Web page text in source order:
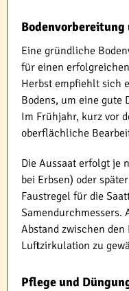
Bodenvorbereitung
Eine gründliche
für einen
Herbst empfiehlt sich
Bodens, um eine
Im Frühjahr, kurz vor
oberflächliche
Die Aussaat erfolgt je
bei Erbsen) oder
Faustregel für die
Samendurchmessers.
Abstand zwischen
Luftzirkulation zu
Pflege und